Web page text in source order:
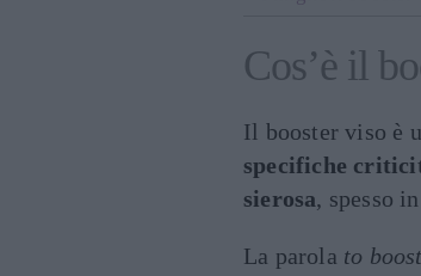
Cos’è il
Il booster viso è
specifiche
sierosa, spesso
La parola to boost